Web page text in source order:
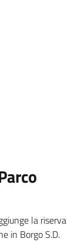
la riserva
in Borgo S.D.